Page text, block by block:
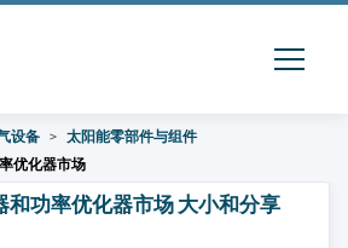
设备
太阳能零部件与组件
优化器市场
和功率优化器市场 大小和分享